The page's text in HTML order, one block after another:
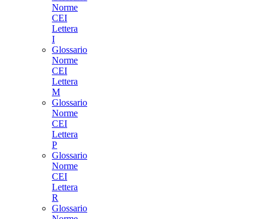
Norme
CEI
Lettera
I
Glossario
Norme
CEI
Lettera
M
Glossario
Norme
CEI
Lettera
P
Glossario
Norme
CEI
Lettera
R
Glossario